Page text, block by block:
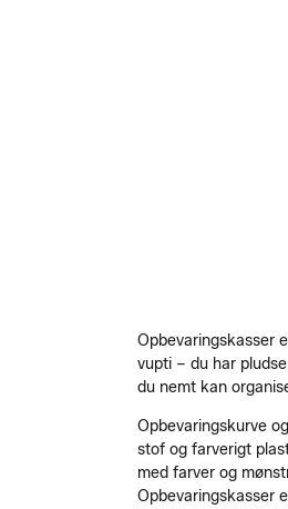
Opbevaringskasser
vupti – du har
du nemt kan
Opbevaringskurve
stof og farverigt
med farver og
Opbevaringskasser